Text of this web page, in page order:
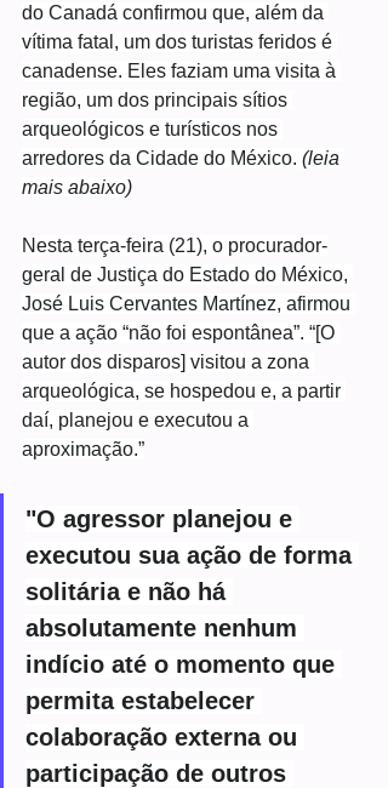
do Canadá confirmou que, além da
vítima fatal, um dos turistas feridos é
canadense. Eles faziam uma visita à
região, um dos principais sítios
arqueológicos e turísticos nos
arredores da Cidade do México. (leia
mais abaixo)
Nesta terça-feira (21), o procurador-
geral de Justiça do Estado do México,
José Luis Cervantes Martínez, afirmou
que a ação “não foi espontânea”. “[O
autor dos disparos] visitou a zona
arqueológica, se hospedou e, a partir
daí, planejou e executou a
aproximação.”
"O agressor planejou e
executou sua ação de forma
solitária e não há
absolutamente nenhum
indício até o momento que
permita estabelecer
colaboração externa ou
participação de outros